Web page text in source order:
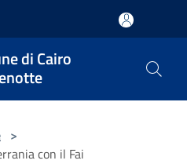
di Cairo
>
con il Fai